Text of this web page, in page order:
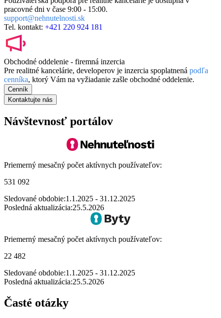
pracovné dni v čase 9:00 - 15:00.
support@nehnutelnosti.sk
Tel. kontakt: +421 220 924 181
Obchodné oddelenie - firemná inzercia
Pre realitné kancelárie, developerov je inzercia spoplatnená podľa
cenníka, ktorý Vám na vyžiadanie zašle obchodné oddelenie.
Cenník
Kontaktujte nás
Návštevnosť portálov
Priemerný mesačný počet aktívnych používateľov:
531 092
Sledované obdobie:1.1.2025 - 31.12.2025
Posledná aktualizácia:25.5.2026
Priemerný mesačný počet aktívnych používateľov:
22 482
Sledované obdobie:1.1.2025 - 31.12.2025
Posledná aktualizácia:25.5.2026
Časté otázky